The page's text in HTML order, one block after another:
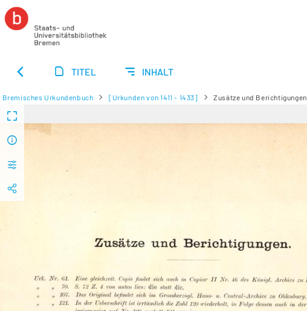
TITEL INHALT
Bremisches Urkundenbuch [Urkunden von 1411 - 1433] Zusätze und Berichtigungen